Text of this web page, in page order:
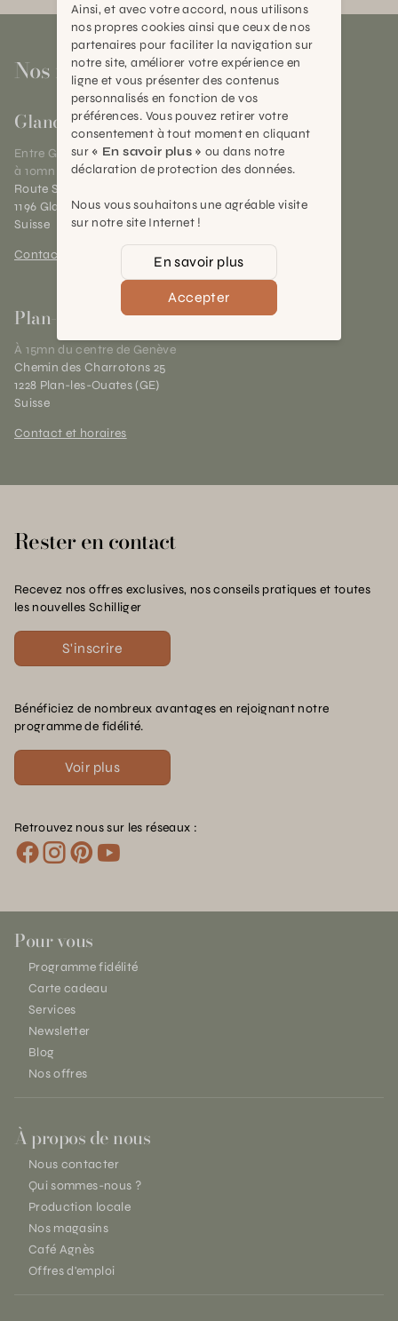
Nos magasins
Gland
Entre Genève et Lausanne,
à 10mn de Nyon
Route Suisse 40
1196 Gland (VD)
Suisse
Contact et horaires
Plan-les-Ouates
À 15mn du centre de Genève
Chemin des Charrotons 25
1228 Plan-les-Ouates (GE)
Suisse
Contact et horaires
Rester en contact
Recevez nos offres exclusives, nos conseils pratiques et toutes
les nouvelles Schilliger
S'inscrire
Bénéficiez de nombreux avantages en rejoignant notre
programme de fidélité.
Voir plus
Retrouvez nous sur les réseaux :
Pour vous
Programme fidélité
Carte cadeau
Services
Newsletter
Blog
Nos offres
À propos de nous
Nous contacter
Qui sommes-nous ?
Production locale
Nos magasins
Café Agnès
Offres d'emploi
Ainsi, et avec votre accord, nous utilisons
nos propres cookies ainsi que ceux de nos
partenaires pour faciliter la navigation sur
notre site, améliorer votre expérience en
ligne et vous présenter des contenus
personnalisés en fonction de vos
préférences. Vous pouvez retirer votre
consentement à tout moment en cliquant
sur « En savoir plus » ou dans notre
déclaration de protection des données.
Nous vous souhaitons une agréable visite
sur notre site Internet !
En savoir plus
Accepter